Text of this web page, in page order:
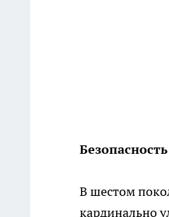
В шестом
кардинально